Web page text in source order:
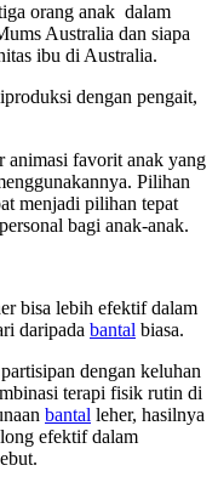
orang anak dalam
Australia dan siapa
ibu di Australia.
dengan pengait,
animasi favorit anak yang
Pilihan
menjadi pilihan tepat
bagi anak-anak.
bisa lebih efektif dalam
daripada bantal biasa.
dengan keluhan
terapi fisik rutin di
bantal leher, hasilnya
efektif dalam